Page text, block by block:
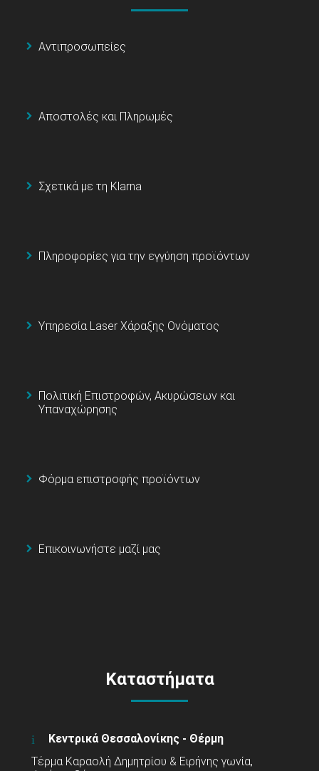
Αντιπροσωπείες
Αποστολές και Πληρωμές
Σχετικά με τη Klarna
Πληροφορίες για την εγγύηση προϊόντων
Υπηρεσία Laser Χάραξης Ονόματος
Πολιτική Επιστροφών, Ακυρώσεων και
Υπαναχώρησης
Φόρμα επιστροφής προϊόντων
Επικοινωνήστε μαζί μας
Καταστήματα
Κεντρικά Θεσσαλονίκης - Θέρμη
Τέρμα Καραολή Δημητρίου & Ειρήνης γωνία,